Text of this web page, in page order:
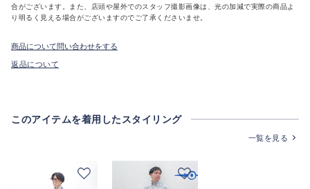
合がございます。また、店頭や屋外でのスタッフ撮影画像は、光の加減で実際の商品よ
り明るく見える場合がございますのでご了承くださいませ。
商品について問い合わせをする
返品について
このアイテムを着用したスタイリング
一覧を見る